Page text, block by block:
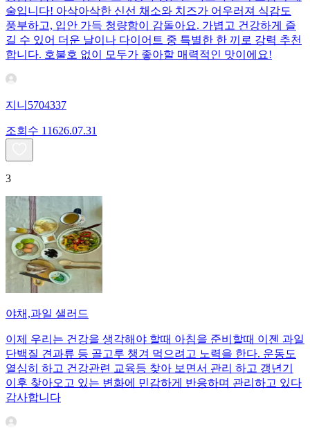
술입니다! 아삭아삭한 신선 채소와 치즈가 어우러져 식감도
풍부하고, 입안 가득 청량함이 감돌아요. 가볍고 건강하게 즐
길 수 있어 더운 날이나 다이어트 중 특별한 한 끼로 강력 추천
합니다. 호불호 없이 모두가 좋아할 매력적인 맛이에요!
지니5704337
조회수 11626.07.31
3
야채,과일 샐러드
이제 우리는 건강을 생각해야 할때 아침을 준비할때 이젠 과일
단백질 견과류 등 골고루 챙겨 먹으려고 노력을 한다. 운동도
열심히 하고 건강관련 교육등 찾아 보면서 관리 하고 갱년기
이후 찾아오고 있는 변화에 민감하게 반응하며 관리하고 있다
감사합니다